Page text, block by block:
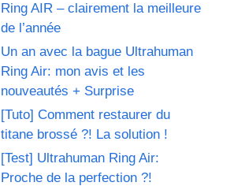
Ring AIR – clairement la meilleure
de l’année
Un an avec la bague Ultrahuman
Ring Air: mon avis et les
nouveautés + Surprise
[Tuto] Comment restaurer du
titane brossé ?! La solution !
[Test] Ultrahuman Ring Air:
Proche de la perfection ?!